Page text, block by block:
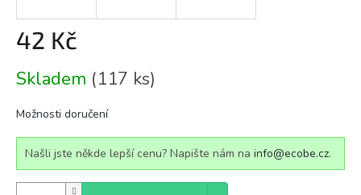
42 Kč
cena:
Skladem (117 ks)
Možnosti doručení
Našli jste někde lepší cenu? Napište nám na info@ecobe.cz.